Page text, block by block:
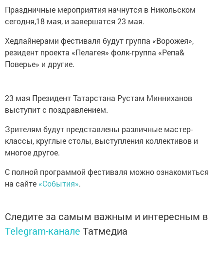
Праздничные мероприятия начнутся в Никольском
сегодня,18 мая, и завершатся 23 мая.
Хедлайнерами фестиваля будут группа «Ворожея»,
резидент проекта «Пелагея» фолк-группа «Репа&
Поверье» и другие.
23 мая Президент Татарстана Рустам Минниханов
выступит с поздравлением.
Зрителям будут представлены различные мастер-
классы, круглые столы, выступления коллективов и
многое другое.
С полной программой фестиваля можно ознакомиться
на сайте «События».
Следите за самым важным и интересным в
Telegram-канале Татмедиа